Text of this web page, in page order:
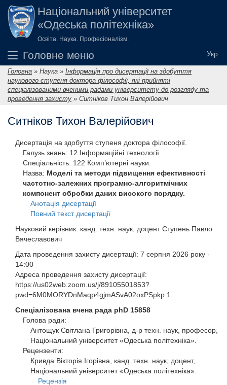
Перейти до основного вмісту
Національний університет
«Одеська політехніка»
Освіта. Наука. Професіоналізм.
Головне меню
Ви є тут
Головна » Наука » Інформація про дисертації на здобуття
наукового ступеня доктора філософії, які прийняті
спеціалізованими вченими радами університету до розгляду та
проведення захисту » Ситніков Тихон Валерійович
Ситніков Тихон Валерійович
Дисертація на здобуття ступеня доктора філософії.
Галузь знань: 12 Інформаційні технології.
Спеціальність: 122 Комп’ютерні науки.
Назва: Моделі та методи підвищення ефективності
частотно-залежних програмно-алгоритмічних
компонент обробки даних високого порядку.
Анотація дисертації
Повний текст дисертації
Науковий керівник: канд. техн. наук, доцент Ступень Павло
Вячеславович
Дата проведення захисту дисертації: 7 серпня 2026 року -
14:00
Адреса проведення захисту дисертації:
https://us02web.zoom.us/j/89105501853?
pwd=6M0MORYDnMaqp4gjmASvA02oxPSpkp.1
Спеціалізована вчена рада phD 15858
Голова ради:
Антощук Світлана Григорівна, д-р техн. наук, професор,
Національний університет «Одеська політехніка».
Рецензенти:
Кривда Вікторія Ігорівна, канд. техн. наук, доцент,
Національний університет «Одеська політехніка».
Рецензія